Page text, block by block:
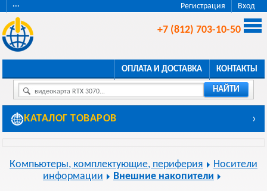
Регистрация Вход
···
+7 (812) 703-10-50
ОПЛАТА И ДОСТАВКА КОНТАКТЫ
видеокарта RTX 3070... НАЙТИ
КАТАЛОГ ТОВАРОВ ›
Компьютеры, комплектующие, периферия
Носители
информации
Внешние накопители